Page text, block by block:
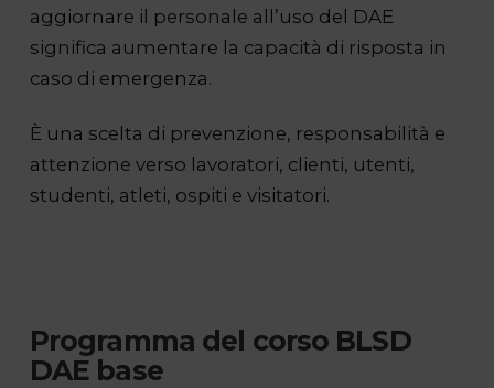
aggiornare il personale all’uso del DAE
significa aumentare la capacità di risposta in
caso di emergenza.
È una scelta di prevenzione, responsabilità e
attenzione verso lavoratori, clienti, utenti,
studenti, atleti, ospiti e visitatori.
Programma del corso BLSD
DAE base